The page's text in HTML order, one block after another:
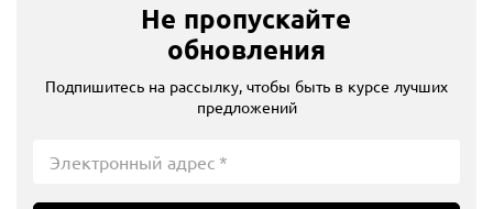
Не пропускайте
обновления
Подпишитесь на рассылку, чтобы быть в курсе лучших
предложений